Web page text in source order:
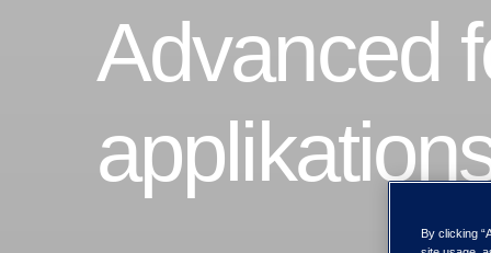
Advanced
By clicking